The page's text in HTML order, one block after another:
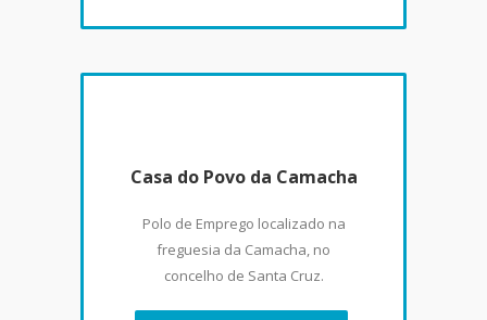
Casa do Povo da Camacha
Polo de Emprego localizado na
freguesia da Camacha, no
concelho de Santa Cruz.